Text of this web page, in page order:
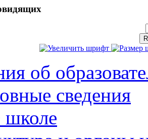
об
сведения